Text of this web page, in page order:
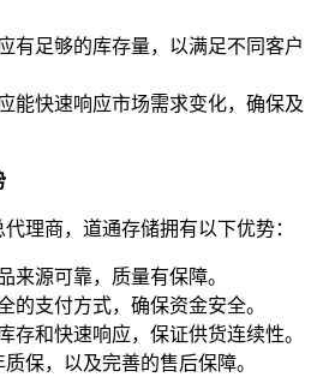
有足够的库存量，以满足不同客户
能快速响应市场需求变化，确保及
理商，道通存储拥有以下优势：
来源可靠，质量有保障。
的支付方式，确保资金安全。
存和快速响应，保证供货连续性。
质保，以及完善的售后保障。